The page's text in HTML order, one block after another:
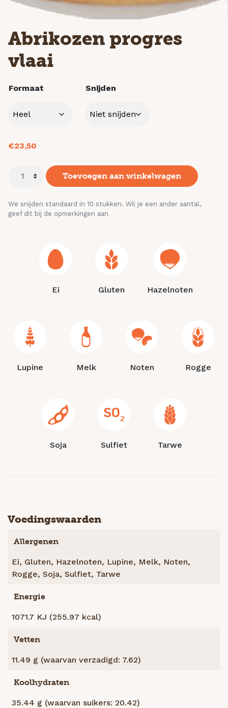
Abrikozen progres
vlaai
Formaat Snijden
€23,50
Toevoegen aan winkelwagen
We snijden standaard in 10 stukken. Wil je een ander aantal,
geef dit bij de opmerkingen aan
Ei Gluten Hazelnoten
Lupine Melk Noten Rogge
Soja Sulfiet Tarwe
Voedingswaarden
Allergenen
Ei, Gluten, Hazelnoten, Lupine, Melk, Noten,
Rogge, Soja, Sulfiet, Tarwe
Energie
1071.7 KJ (255.97 kcal)
Vetten
11.49 g (waarvan verzadigd: 7.62)
Koolhydraten
35.44 g (waarvan suikers: 20.42)